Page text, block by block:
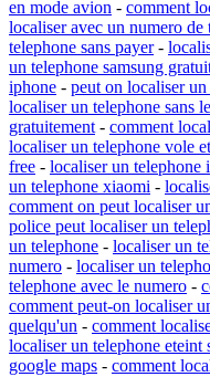
en mode avion - comment
localiser avec un numero de
telephone sans payer-
un telephone samsung
iphone - peut on localiser
localiser un telephone sans
gratuitement- comment
localiser un telephone vole
free - localiser un telephone
un telephone xiaomi -
comment on peut localiser
police peut localiser un
un telephone - localiser un
numero - localiser un
telephone avec le numero -
comment peut-on localiser
quelqu'un - comment
localiser un telephone eteint
google maps - comment